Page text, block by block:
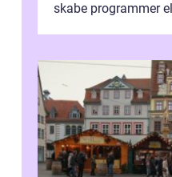
skabe programmer